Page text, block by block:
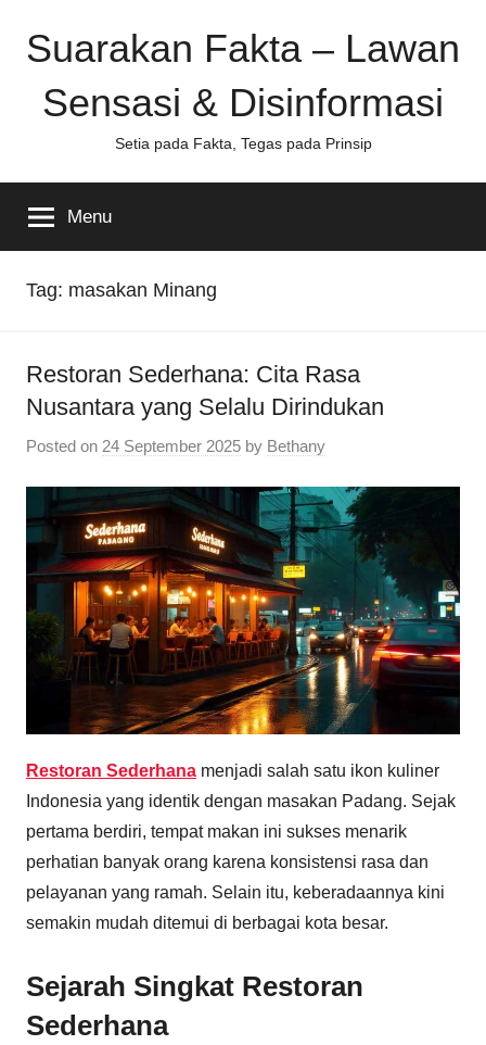
Suarakan Fakta – Lawan
Sensasi & Disinformasi
Setia pada Fakta, Tegas pada Prinsip
Menu
Tag: masakan Minang
Restoran Sederhana: Cita Rasa
Nusantara yang Selalu Dirindukan
Posted on 24 September 2025 by Bethany
Restoran Sederhana menjadi salah satu ikon kuliner
Indonesia yang identik dengan masakan Padang. Sejak
pertama berdiri, tempat makan ini sukses menarik
perhatian banyak orang karena konsistensi rasa dan
pelayanan yang ramah. Selain itu, keberadaannya kini
semakin mudah ditemui di berbagai kota besar.
Sejarah Singkat Restoran
Sederhana